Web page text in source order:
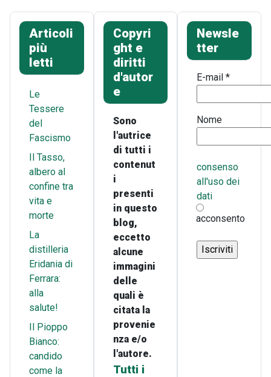
Articoli
più
letti
Le
Tessere
del
Fascismo
Il Tasso,
albero al
confine tra
vita e
morte
La
distilleria
Eridania di
Ferrara:
alla
salute!
Il Pioppo
Bianco:
candido
come la
Copyri
ght e
diritti
d'autor
e
Sono
l'autrice
di tutti i
contenut
i
presenti
in questo
blog,
eccetto
alcune
immagini
delle
quali è
citata la
provenie
nza e/o
l'autore.
Tutti i
Newsle
tter
E-mail*
Nome
consenso
all'uso dei
dati
acconsento